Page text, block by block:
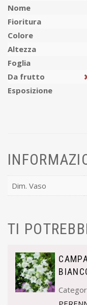
Nome
Fioritura
Colore
Altezza
Foglia
Da frutto
Esposizione
Dim. Vaso
TI